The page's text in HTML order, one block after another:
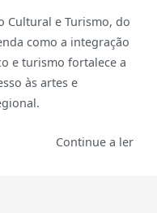
Cultural e Turismo, do
como a integração
e turismo fortalece a
às artes e
Continue a ler